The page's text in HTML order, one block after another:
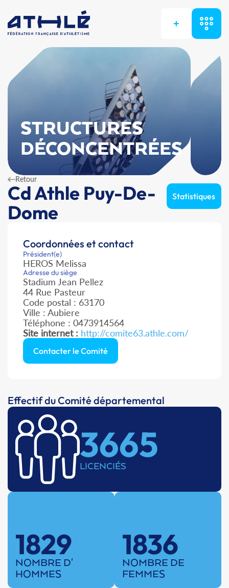
+
STRUCTURES
DÉCONCENTRÉES
Retour
Cd Athle Puy-De-
Dome
Statistiques
Coordonnées et contact
Président(e)
HEROS Melissa
Adresse du siège
Stadium Jean Pellez
44 Rue Pasteur
Code postal : 63170
Ville : Aubiere
Téléphone : 0473914564
Site internet : http://comite63.athle.com/
Contacter le Comité
Effectif du Comité départemental
3665
LICENCIÉS
1829
NOMBRE D'
HOMMES
1836
NOMBRE DE
FEMMES